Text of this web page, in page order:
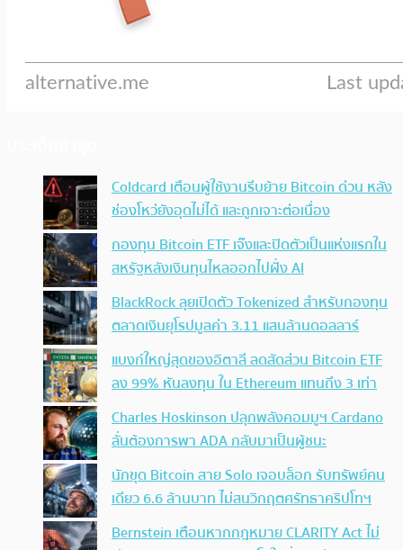
Coldcard เตือนผู้ใช้งานรีบย้าย Bitcoin ด่วน หลัง
ช่องโหว่ยังอุดไม่ได้ และถูกเจาะต่อเนื่อง
กองทุน Bitcoin ETF เจ๊งและปิดตัวเป็นแห่งแรกใน
สหรัฐหลังเงินทุนไหลออกไปฝั่ง AI
BlackRock ลุยเปิดตัว Tokenized สำหรับกองทุน
ตลาดเงินยุโรปมูลค่า 3.11 แสนล้านดอลลาร์
แบงก์ใหญ่สุดของอิตาลี ลดสัดส่วน Bitcoin ETF
ลง 99% หันลงทุน ใน Ethereum แทนถึง 3 เท่า
Charles Hoskinson ปลุกพลังคอมมูฯ Cardano
ลั่นต้องการพา ADA กลับมาเป็นผู้ชนะ
นักขุด Bitcoin สาย Solo เจอบล็อก รับทรัพย์คน
เดียว 6.6 ล้านบาท ไม่สนวิกฤตศรัทธาคริปโทฯ
Bernstein เตือนหากกฎหมาย CLARITY Act ไม่